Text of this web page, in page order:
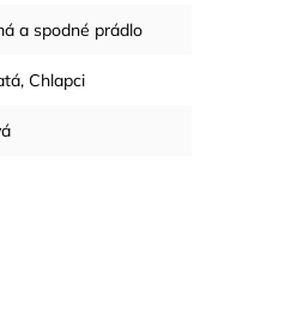
a spodné prádlo
, Chlapci